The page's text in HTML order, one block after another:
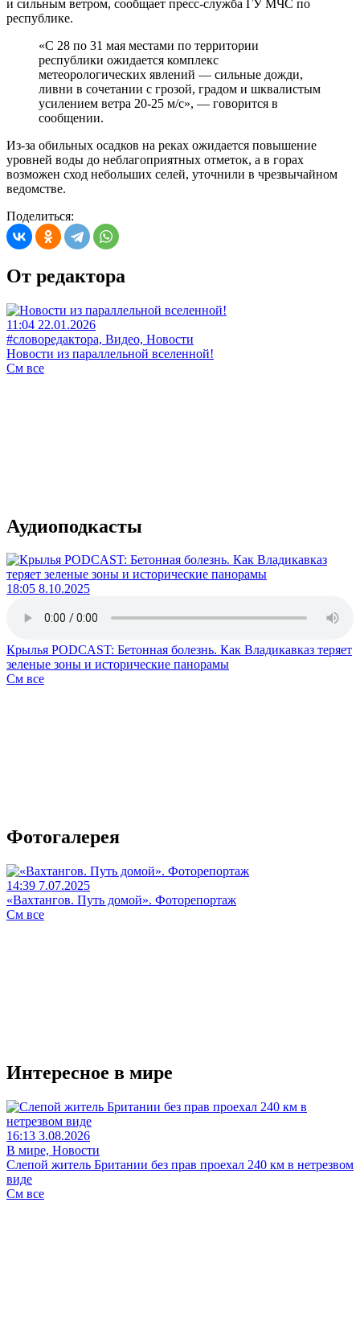
и сильным ветром, сообщает пресс-служба ГУ МЧС по
республике.
«С 28 по 31 мая местами по территории
республики ожидается комплекс
метеорологических явлений — сильные дожди,
ливни в сочетании с грозой, градом и шквалистым
усилением ветра 20-25 м/с», — говорится в
сообщении.
Из-за обильных осадков на реках ожидается повышение
уровней воды до неблагоприятных отметок, а в горах
возможен сход небольших селей, уточнили в чрезвычайном
ведомстве.
Поделиться:
От редактора
11:04 22.01.2026
#словоредактора, Видео, Новости
Новости из параллельной вселенной!
См все
Аудиоподкасты
18:05 8.10.2025
Крылья PODCAST: Бетонная болезнь. Как Владикавказ теряет
зеленые зоны и исторические панорамы
См все
Фотогалерея
14:39 7.07.2025
«Вахтангов. Путь домой». Фоторепортаж
См все
Интересное в мире
16:13 3.08.2026
В мире, Новости
Слепой житель Британии без прав проехал 240 км в нетрезвом
виде
См все